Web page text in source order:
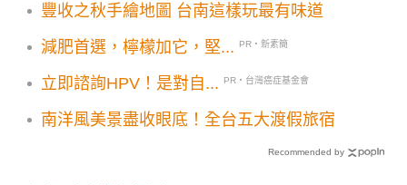
豐收之秋手繪地圖 台南這樣玩最有味道
減肥首選，檸檬加它，堅...
PR・新素簡
立即諮詢HPV！是對自... PR・台灣癌症基金會
南洋風美景盡收眼底！全台五大渡假旅宿
Recommended by